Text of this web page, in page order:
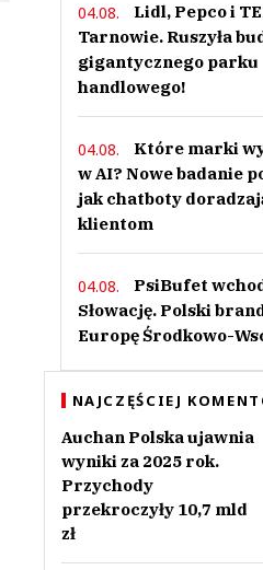
04.08.
Lidl, Pepco i
Tarnowie. Ruszyła
gigantycznego parku
handlowego!
04.08.
Które marki
w AI? Nowe badanie
jak chatboty
klientom
04.08.
PsiBufet
Słowację. Polski
Europę Środkowo-
NAJCZĘŚCIEJ
Auchan Polska ujawnia
wyniki za 2025 rok.
Przychody
przekroczyły 10,7 mld
zł